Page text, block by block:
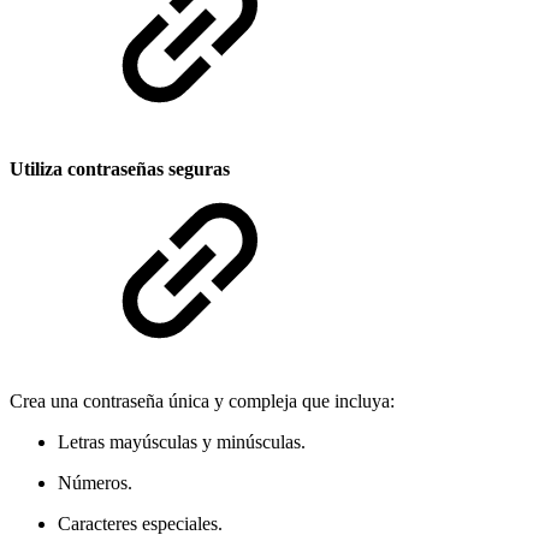
Utiliza contraseñas seguras
Crea una contraseña única y compleja que incluya:
Letras mayúsculas y minúsculas.
Números.
Caracteres especiales.